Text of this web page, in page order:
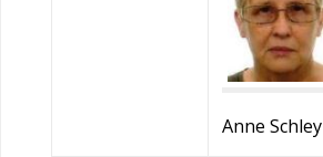
Anne Schley